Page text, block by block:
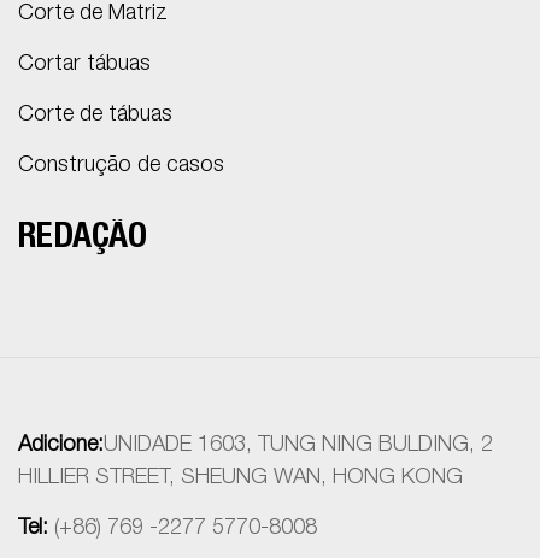
Corte de Matriz
Cortar tábuas
Corte de tábuas
Construção de casos
REDAÇÃO
Adicione:UNIDADE 1603, TUNG NING BULDING, 2
HILLIER STREET, SHEUNG WAN, HONG KONG
Tel: (+86) 769 -2277 5770-8008